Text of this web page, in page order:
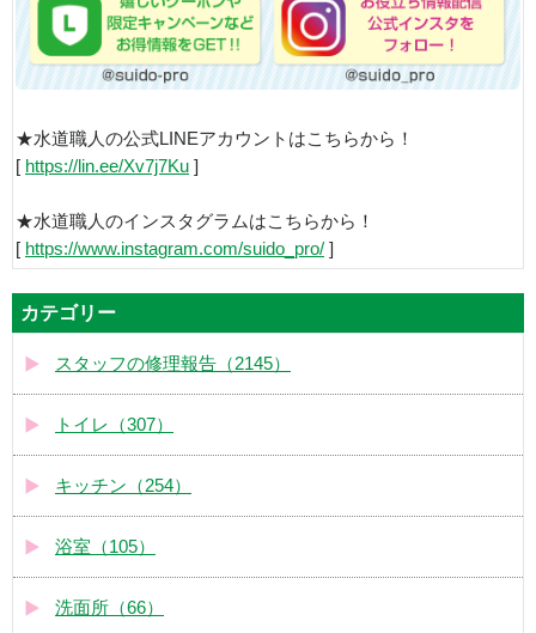
★水道職人の公式LINEアカウントはこちらから！
[ https://lin.ee/Xv7j7Ku ]
★水道職人のインスタグラムはこちらから！
[ https://www.instagram.com/suido_pro/ ]
カテゴリー
スタッフの修理報告（2145）
トイレ（307）
キッチン（254）
浴室（105）
洗面所（66）